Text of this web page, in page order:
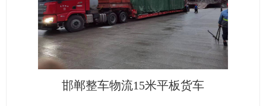
邯郸整车物流15米平板货车